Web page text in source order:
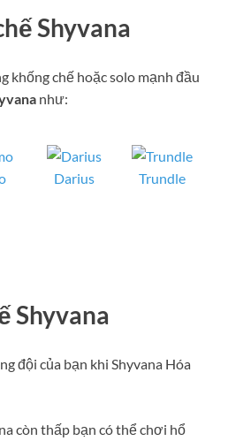
Shyvana
khống chế hoặc solo mạnh đầu
như:
Darius Trundle
Shyvana
đội của bạn khi Shyvana Hóa
còn thấp bạn có thể chơi hổ